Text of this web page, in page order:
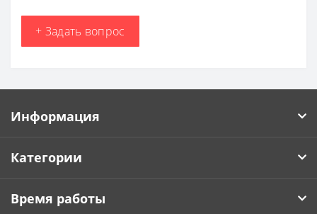
+ Задать вопрос
Информация
Категории
Время работы